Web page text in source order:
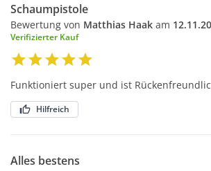
Schaumpistole
Bewertung von Matthias Haak am
Verifizierter Kauf
Funktioniert super und ist
Hilfreich
Alles bestens